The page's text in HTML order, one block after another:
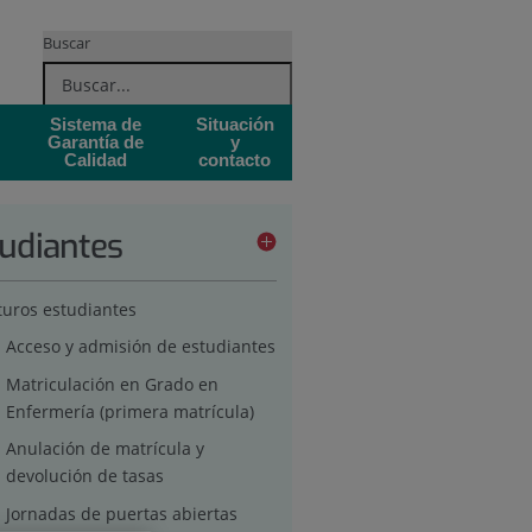
Buscar
Sistema de
Garantía de
Calidad
Situación
y
contacto
estudiantes
Acceso y admisión de estudiantes
Matriculación en Grado en
Enfermería (primera matrícula)
Anulación de matrícula y
devolución de tasas
Jornadas de puertas abiertas